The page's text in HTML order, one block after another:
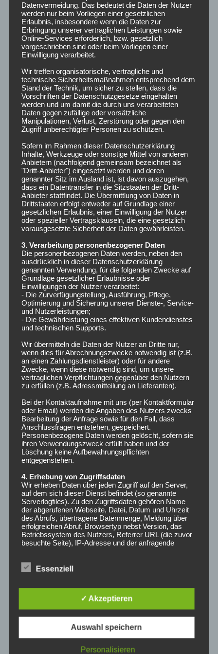
Kampagne: Taste Your
Waste
WEITERLESEN
ARCHIV ,
E-Sport an der Hochschule?
5. Juli 2019
Im Jahr 2019 wird
voraussichtlich mit PC-
und Konsolenspielen ein
Umsatz von rund zwei
Milliarden Euro allein in
Deutschland
erwirtschaftet.
WEITERLESEN
ARCHIV,BEITRÄGE
Musik der Stresskiller
Empfindet ihr auch
täglichen Arbeits- und
Unistress? Fällt es euch
WEITERLESEN
Datenvermeidung. Das bedeutet die Daten der Nutzer
werden nur beim Vorliegen einer gesetzlichen
Erlaubnis, insbesondere wenn die Daten zur
Erbringung unserer vertraglichen Leistungen sowie
Online-Services erforderlich, bzw. gesetzlich
vorgeschrieben sind oder beim Vorliegen einer
Einwilligung verarbeitet.
Wir treffen organisatorische, vertragliche und
technische Sicherheitsmaßnahmen entsprechend dem
Stand der Technik, um sicher zu stellen, dass die
Vorschriften der Datenschutzgesetze eingehalten
werden und um damit die durch uns verarbeiteten
Daten gegen zufällige oder vorsätzliche
Manipulationen, Verlust, Zerstörung oder gegen den
Zugriff unberechtigter Personen zu schützen.
Sofern im Rahmen dieser Datenschutzerklärung
Inhalte, Werkzeuge oder sonstige Mittel von anderen
Anbietern (nachfolgend gemeinsam bezeichnet als
"Dritt-Anbieter") eingesetzt werden und deren
genannter Sitz im Ausland ist, ist davon auszugehen,
dass ein Datentransfer in die Sitzstaaten der Dritt-
Anbieter stattfindet. Die Übermittlung von Daten in
Drittstaaten erfolgt entweder auf Grundlage einer
gesetzlichen Erlaubnis, einer Einwilligung der Nutzer
oder spezieller Vertragsklauseln, die eine gesetzlich
vorausgesetzte Sicherheit der Daten gewährleisten.
3. Verarbeitung personenbezogener Daten
Die personenbezogenen Daten werden, neben den
ausdrücklich in dieser Datenschutzerklärung
genannten Verwendung, für die folgenden Zwecke auf
Grundlage gesetzlicher Erlaubnisse oder
Einwilligungen der Nutzer verarbeitet:
- Die Zurverfügungstellung, Ausführung, Pflege,
Optimierung und Sicherung unserer Dienste-, Service-
und Nutzerleistungen;
- Die Gewährleistung eines effektiven Kundendienstes
und technischen Supports.
Wir übermitteln die Daten der Nutzer an Dritte nur,
wenn dies für Abrechnungszwecke notwendig ist (z.B.
an einen Zahlungsdienstleister) oder für andere
Zwecke, wenn diese notwendig sind, um unsere
vertraglichen Verpflichtungen gegenüber den Nutzern
zu erfüllen (z.B. Adressmitteilung an Lieferanten).
Bei der Kontaktaufnahme mit uns (per Kontaktformular
oder Email) werden die Angaben des Nutzers zwecks
Bearbeitung der Anfrage sowie für den Fall, dass
Anschlussfragen entstehen, gespeichert.
Personenbezogene Daten werden gelöscht, sofern sie
ihren Verwendungszweck erfüllt haben und der
Löschung keine Aufbewahrungspflichten
entgegenstehen.
4. Erhebung von Zugriffsdaten
Wir erheben Daten über jeden Zugriff auf den Server,
auf dem sich dieser Dienst befindet (so genannte
Serverlogfiles). Zu den Zugriffsdaten gehören Name
der abgerufenen Webseite, Datei, Datum und Uhrzeit
des Abrufs, übertragene Datenmenge, Meldung über
erfolgreichen Abruf, Browsertyp nebst Version, das
Betriebssystem des Nutzers, Referrer URL (die zuvor
besuchte Seite), IP-Adresse und der anfragende
Wir verwenden die Protokolldaten ohne Zuordnung zur
der Sicherheit und der Optimierung unseres
Onlineangebotes. Wir behalten uns jedoch vor, die
Protokolldaten nachträglich zu überprüfen, wenn
aufgrund konkreter Anhaltspunkte der berechtigte
Verdacht einer rechtswidrigen Nutzung besteht.
5. Cookies & Reichweitenmessung
Essenziell
✓ Akzeptieren
Auswahl speichern
Personalisieren